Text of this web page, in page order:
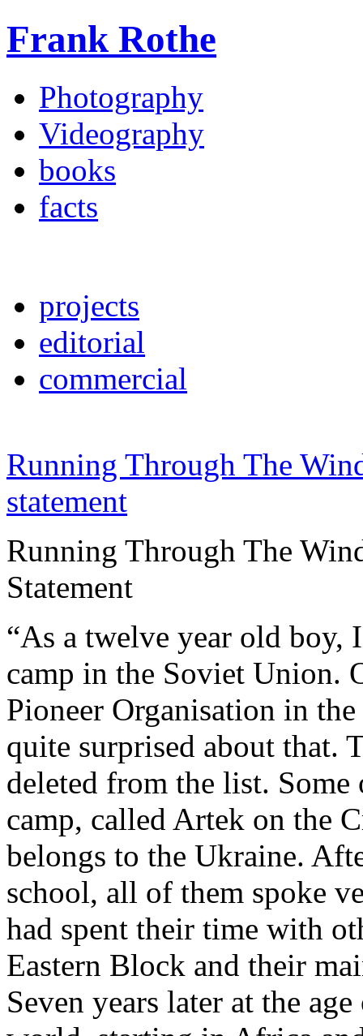
Frank Rothe
Photography
Videography
books
facts
projects
editorial
commercial
Running Through The
statement
Running Through The
Statement
“As a twelve year old boy,
camp in the Soviet Union.
Pioneer Organisation in
quite surprised about that.
deleted from the list. Some
camp, called Artek on the
belongs to the Ukraine.
school, all of them spoke
had spent their time with
Eastern Block and their
Seven years later at the